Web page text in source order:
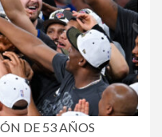
DE 53 AÑOS